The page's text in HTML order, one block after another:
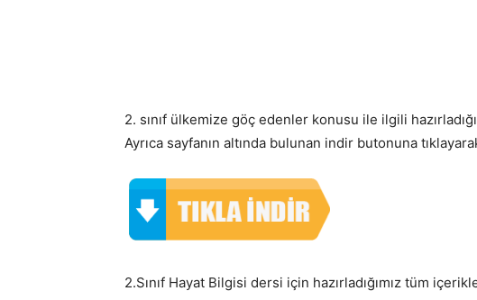
2. sınıf ülkemize göç edenler konusu ile ilgili
Ayrıca sayfanın altında bulunan indir butonuna
2.Sınıf Hayat Bilgisi dersi için hazırladığımız tüm